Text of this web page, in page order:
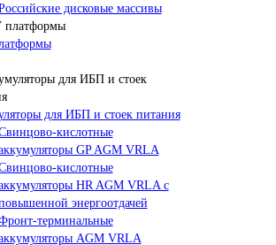
дисковые массивы
для ИБП и стоек питания
кислотные
GP AGM VRLA
кислотные
HR AGM VRLA с
энергоотдачей
терминальные
AGM VRLA